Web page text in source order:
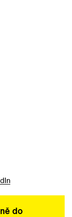
do